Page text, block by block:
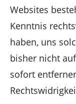
Websites
Kenntnis
haben, uns
bisher nicht
sofort